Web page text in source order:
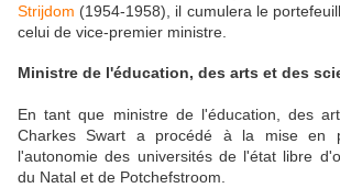
Strijdom (1954-1958), il cumulera le
celui de vice-premier ministre.
Ministre de l'éducation, des arts et des
En tant que ministre de l'éducation, des
Charkes Swart a procédé à la mise en
l'autonomie des universités de l'état libre
du Natal et de Potchefstroom.